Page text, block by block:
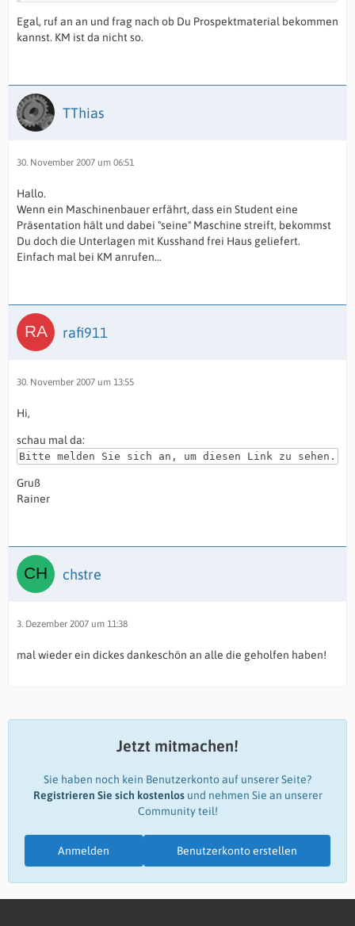
Egal, ruf an an und frag nach ob Du Prospektmaterial bekommen
kannst. KM ist da nicht so.
TThias
30. November 2007 um 06:51
Hallo.
Wenn ein Maschinenbauer erfährt, dass ein Student eine
Präsentation hält und dabei "seine" Maschine streift, bekommst
Du doch die Unterlagen mit Kusshand frei Haus geliefert.
Einfach mal bei KM anrufen...
rafi911
30. November 2007 um 13:55
Hi,
schau mal da:
Bitte melden Sie sich an, um diesen Link zu sehen.
Gruß
Rainer
chstre
3. Dezember 2007 um 11:38
mal wieder ein dickes dankeschön an alle die geholfen haben!
Jetzt mitmachen!
Sie haben noch kein Benutzerkonto auf unserer Seite?
Registrieren Sie sich kostenlosund nehmen Sie an unserer
Community teil!
Benutzerkonto erstellen
Anmelden